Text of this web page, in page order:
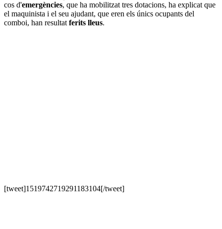
cos d'emergències, que ha mobilitzat tres dotacions, ha explicat que
el maquinista i el seu ajudant, que eren els únics ocupants del
comboi, han resultat ferits lleus.
[tweet]1519742719291183104[/tweet]